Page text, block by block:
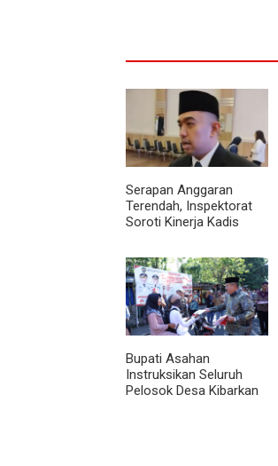
Serapan Anggaran
Terendah, Inspektorat
Soroti Kinerja Kadis
Bupati Asahan
Instruksikan Seluruh
Pelosok Desa Kibarkan